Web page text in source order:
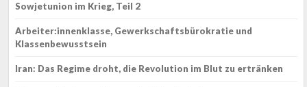
Sowjetunion im Krieg, Teil 2
Arbeiter:innenklasse, Gewerkschaftsbürokratie und
Klassenbewusstsein
Iran: Das Regime droht, die Revolution im Blut zu ertränken